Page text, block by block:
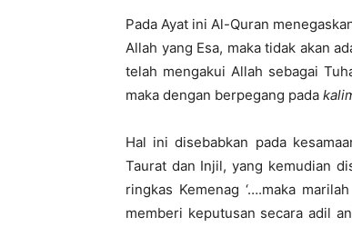
Pada Ayat ini Al-Quran
Allah yang Esa, maka tidak akan
telah mengakui Allah sebagai
maka dengan berpegang pada
Hal ini disebabkan pada
Taurat dan Injil, yang kemudian
ringkas Kemenag ‘….maka
memberi keputusan secara adil